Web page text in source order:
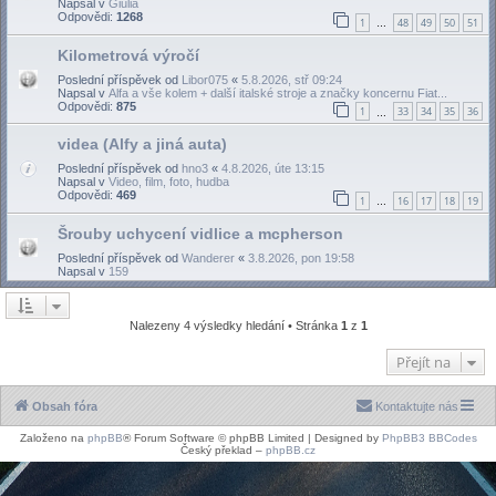
Napsal v Giulia
Odpovědi: 1268 1 … 48 49 50 51
Kilometrová výročí
Poslední příspěvek od Libor075 « 5.8.2026, stř 09:24
Napsal v Alfa a vše kolem + další italské stroje a značky koncernu Fiat...
Odpovědi: 875 1 33 34 35 36
videa (Alfy a jiná auta)
Poslední příspěvek od hno3 « 4.8.2026, úte 13:15
Napsal v Video, film, foto, hudba
Odpovědi: 469 1 … 16 17 18 19
Šrouby uchycení vidlice a mcpherson
Poslední příspěvek od Wanderer « 3.8.2026, pon 19:58
Napsal v 159
Nalezeny 4 výsledky hledání • Stránka 1 z 1
Přejít na
Obsah fóra Kontaktujte nás
Založeno na phpBB® Forum Software © phpBB Limited | Designed by PhpBB3 BBCodes
Český překlad – phpBB.cz